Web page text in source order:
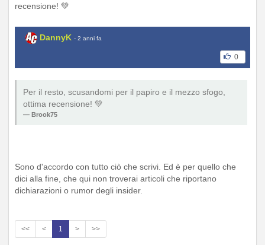
recensione! 💚
DannyK - 2 anni fa
0
Per il resto, scusandomi per il papiro e il mezzo sfogo,
ottima recensione! 💚
Brook75
Sono d'accordo con tutto ciò che scrivi. Ed è per quello che
dici alla fine, che qui non troverai articoli che riportano
dichiarazioni o rumor degli insider.
<< < 1 > >>